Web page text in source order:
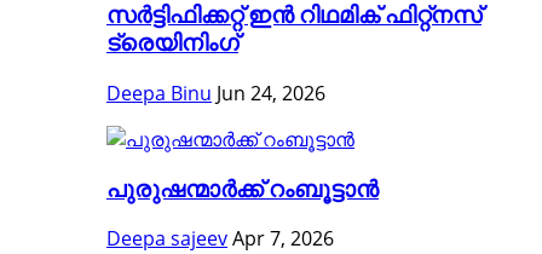
സർട്ടിഫിക്കറ്റ് ഇൻ റിഥമിക് ഫിറ്റ്നസ്
ട്രെയിനിംഗ്
Deepa Binu Jun 24, 2026
പുരുഷന്മാർക്ക് റംബൂട്ടാൻ
Deepa sajeevApr 7, 2026